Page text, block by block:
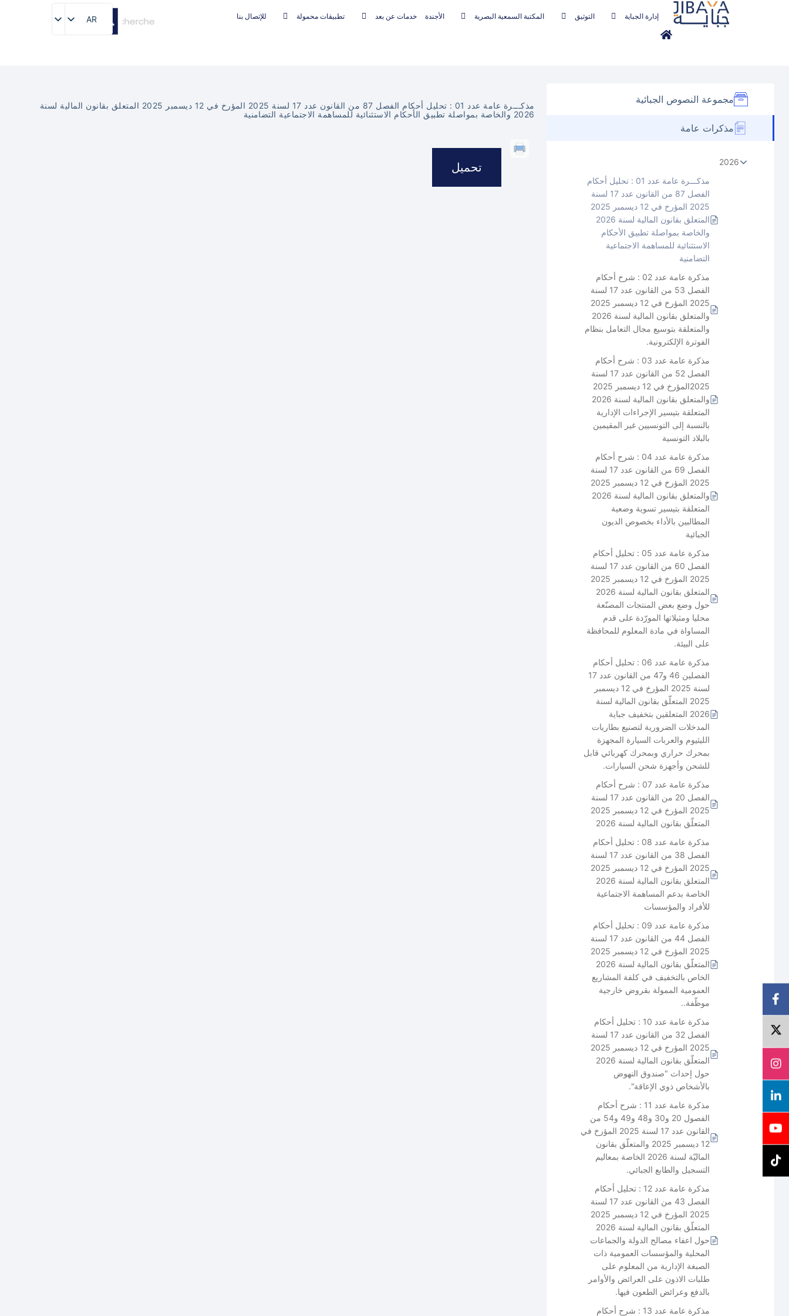
إدارة الجباية التوثيق المكتبة السمعية البصرية الأجندة خدمات عن بعد تطبيقات محمولة للإتصال بنا AR AR
مجموعة النصوص الجبائية
مذكرات عامة
2026
مذكـــرة عامة عدد 01 : تحليل أحكام
الفصل 87 من القانون عدد 17 لسنة
2025 المؤرخ في 12 ديسمبر 2025
المتعلق بقانون المالية لسنة 2026
والخاصة بمواصلة تطبيق الأحكام
الاستثنائية للمساهمة الاجتماعية
التضامنية
مذكرة عامة عدد 02 : شرح أحكام
الفصل 53 من القانون عدد 17 لسنة
2025 المؤرخ في 12 ديسمبر 2025
والمتعلق بقانون المالية لسنة 2026
والمتعلقة بتوسيع مجال التعامل بنظام
الفوترة الإلكترونية.
مذكرة عامة عدد 03 : شرح أحكام
الفصل 52 من القانون عدد 17 لسنة
2025المؤرخ في 12 ديسمبر 2025
والمتعلق بقانون المالية لسنة 2026
المتعلقة بتيسير الإجراءات الإدارية
بالنسبة إلى التونسيين غير المقيمين
بالبلاد التونسية
مذكرة عامة عدد 04 : شرح أحكام
الفصل 69 من القانون عدد 17 لسنة
2025 المؤرخ في 12 ديسمبر 2025
والمتعلق بقانون المالية لسنة 2026
المتعلقة بتيسير تسوية وضعية
المطالبين بالأداء بخصوص الديون
الجبائية
مذكرة عامة عدد 05 : تحليل أحكام
الفصل 60 من القانون عدد 17 لسنة
2025 المؤرخ في 12 ديسمبر 2025
المتعلق بقانون المالية لسنة 2026
حول وضع بعض المنتجات المصنّعة
محليا ومثيلاتها المورّدة على قدم
المساواة في مادة المعلوم للمحافظة
على البيئة.
مذكرة عامة عدد 06 : تحليل أحكام
الفصلين 46 و47 من القانون عدد 17
لسنة 2025 المؤرخ في 12 ديسمبر
2025 المتعلّق بقانون المالية لسنة
2026 المتعلقين بتخفيف جباية
المدخلات الضرورية لتصنيع بطاريات
الليثيوم والعربات السيارة المجهزة
بمحرك حراري وبمحرك كهربائي قابل
للشحن وأجهزة شحن السيارات.
مذكرة عامة عدد 07 : شرح أحكام
الفصل 20 من القانون عدد 17 لسنة
2025 المؤرخ في 12 ديسمبر 2025
المتعلّق بقانون المالية لسنة 2026
مذكرة عامة عدد 08 : تحليل أحكام
الفصل 38 من القانون عدد 17 لسنة
2025 المؤرخ في 12 ديسمبر 2025
المتعلق بقانون المالية لسنة 2026
الخاصة بدعم المساهمة الاجتماعية
للأفراد والمؤسسات
مذكرة عامة عدد 09 : تحليل أحكام
الفصل 44 من القانون عدد 17 لسنة
2025 المؤرخ في 12 ديسمبر 2025
المتعلّق بقانون المالية لسنة 2026
الخاص بالتخفيف في كلفة المشاريع
العمومية الممولة بقروض خارجية
موظّفة..
مذكرة عامة عدد 10 : تحليل أحكام
الفصل 32 من القانون عدد 17 لسنة
2025 المؤرخ في 12 ديسمبر 2025
المتعلّق بقانون المالية لسنة 2026
حول إحداث "صندوق النهوض
بالأشخاص ذوي الإعاقة".
مذكرة عامة عدد 11 : شرح أحكام
الفصول 20 و30 و48 و49 و54 من
القانون عدد 17 لسنة 2025 المؤرخ في
12 ديسمبر 2025 والمتعلّق بقانون
الماليّة لسنة 2026 الخاصة بمعاليم
التسجيل والطابع الجبائي.
مذكرة عامة عدد 12 : تحليل أحكام
الفصل 43 من القانون عدد 17 لسنة
2025 المؤرخ في 12 ديسمبر 2025
المتعلّق بقانون المالية لسنة 2026
حول اعفاء مصالح الدولة والجماعات
المحلية والمؤسسات العمومية ذات
الصبغة الإدارية من المعلوم على
طلبات الاذون على العرائض والأوامر
بالدفع وعرائض الطعون فيها.
مذكرة عامة عدد 13 : شرح أحكام
مذكـــرة عامة عدد 01 : تحليل أحكام الفصل 87 من القانون عدد 17 لسنة 2025 المؤرخ في 12 ديسمبر 2025 المتعلق بقانون المالية لسنة
2026 والخاصة بمواصلة تطبيق الأحكام الاستثنائية للمساهمة الاجتماعية التضامنية
تحميل